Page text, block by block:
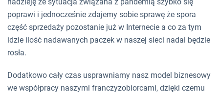
poprawi i jednocześnie zdajemy sobie sprawę że spora
część sprzedaży pozostanie już w Internecie a co za tym
idzie ilość nadawanych paczek w naszej sieci nadal będzie
rosła.
Dodatkowo cały czas usprawniamy nasz model biznesowy
we współpracy naszymi franczyzobiorcami, dzięki czemu